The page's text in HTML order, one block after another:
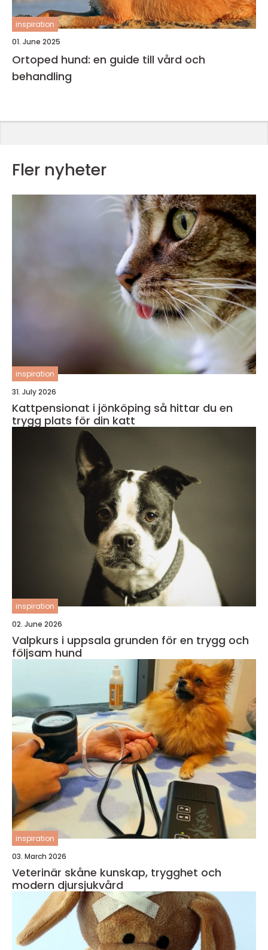
inspiration
01. June 2025
Ortoped hund: en guide till vård och
behandling
Fler nyheter
inspiration
31. July 2026
Kattpensionat i jönköping så hittar du en
trygg plats för din katt
inspiration
02. June 2026
Valpkurs i uppsala grunden för en trygg och
följsam hund
inspiration
03. March 2026
Veterinär skåne kunskap, trygghet och
modern djursjukvård